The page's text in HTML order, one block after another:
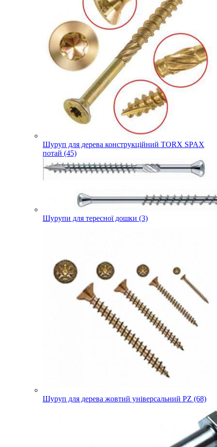
Шуруп для дерева конструкційний TORX SPAX
потай (45)
Шурупи для тересної дошки (3)
Шуруп для дерева жовтий універсальний PZ (68)